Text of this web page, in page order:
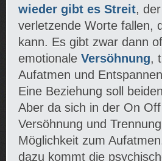
wieder gibt es Streit,
verletzende Worte fallen,
kann. Es gibt zwar dann
emotionale Versöhnung,
Aufatmen und
Eine Beziehung soll
Aber da sich in der On
Versöhnung und
Möglichkeit zum
dazu kommt die